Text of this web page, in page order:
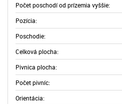
Počet poschodí od prízemia vyššie:
Pozícia:
Poschodie:
Celková plocha:
Pivnica plocha:
Počet pivníc:
Orientácia: